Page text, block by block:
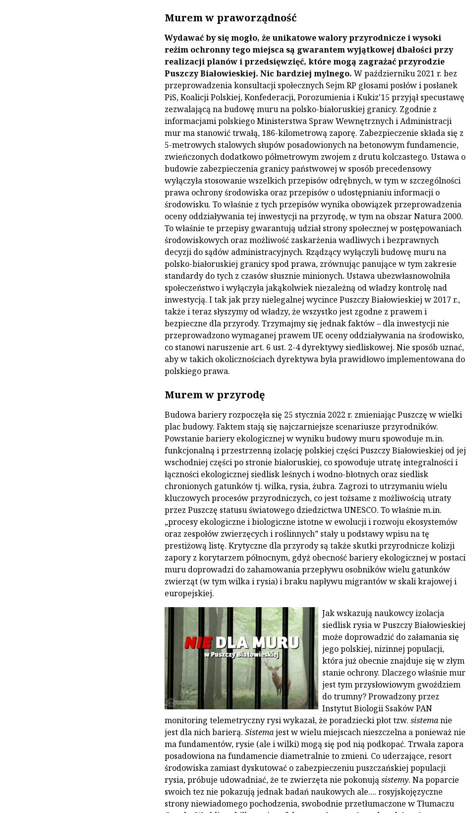
Murem w praworządność
Wydawać by się mogło, że unikatowe walory przyrodnicze i wysoki
reżim ochronny tego miejsca są gwarantem wyjątkowej dbałości przy
realizacji planów i przedsięwzięć, które mogą zagrażać przyrodzie
Puszczy Białowieskiej. Nic bardziej mylnego. W październiku 2021 r. bez
przeprowadzenia konsultacji społecznych Sejm RP głosami posłów i posłanek
PiS, Koalicji Polskiej, Konfederacji, Porozumienia i Kukiz'15 przyjął specustawę
zezwalającą na budowę muru na polsko-białoruskiej granicy. Zgodnie z
informacjami polskiego Ministerstwa Spraw Wewnętrznych i Administracji
mur ma stanowić trwałą, 186-kilometrową zaporę. Zabezpieczenie składa się z
5-metrowych stalowych słupów posadowionych na betonowym fundamencie,
zwieńczonych dodatkowo półmetrowym zwojem z drutu kolczastego. Ustawa o
budowie zabezpieczenia granicy państwowej w sposób precedensowy
wyłączyła stosowanie wszelkich przepisów odrębnych, w tym w szczególności
prawa ochrony środowiska oraz przepisów o udostępnianiu informacji o
środowisku. To właśnie z tych przepisów wynika obowiązek przeprowadzenia
oceny oddziaływania tej inwestycji na przyrodę, w tym na obszar Natura 2000.
To właśnie te przepisy gwarantują udział strony społecznej w postępowaniach
środowiskowych oraz możliwość zaskarżenia wadliwych i bezprawnych
decyzji do sądów administracyjnych. Rządzący wyłączyli budowę muru na
polsko-białoruskiej granicy spod prawa, zrównując panujące w tym zakresie
standardy do tych z czasów słusznie minionych. Ustawa ubezwłasnowolniła
społeczeństwo i wyłączyła jakąkolwiek niezależną od władzy kontrolę nad
inwestycją. I tak jak przy nielegalnej wycince Puszczy Białowieskiej w 2017 r.,
także i teraz słyszymy od władzy, że wszystko jest zgodne z prawem i
bezpieczne dla przyrody. Trzymajmy się jednak faktów – dla inwestycji nie
przeprowadzono wymaganej prawem UE oceny oddziaływania na środowisko,
co stanowi naruszenie art. 6 ust. 2-4 dyrektywy siedliskowej. Nie sposób uznać,
aby w takich okolicznościach dyrektywa była prawidłowo implementowana do
polskiego prawa.
Murem w przyrodę
Budowa bariery rozpoczęła się 25 stycznia 2022 r. zmieniając Puszczę w wielki
plac budowy. Faktem stają się najczarniejsze scenariusze przyrodników.
Powstanie bariery ekologicznej w wyniku budowy muru spowoduje m.in.
funkcjonalną i przestrzenną izolację polskiej części Puszczy Białowieskiej od jej
wschodniej części po stronie białoruskiej, co spowoduje utratę integralności i
łączności ekologicznej siedlisk leśnych i wodno-błotnych oraz siedlisk
chronionych gatunków tj. wilka, rysia, żubra. Zagrozi to utrzymaniu wielu
kluczowych procesów przyrodniczych, co jest tożsame z możliwością utraty
przez Puszczę statusu światowego dziedzictwa UNESCO. To właśnie m.in.
„procesy ekologiczne i biologiczne istotne w ewolucji i rozwoju ekosystemów
oraz zespołów zwierzęcych i roślinnych” stały u podstawy wpisu na tę
prestiżową listę. Krytyczne dla przyrody są także skutki przyrodnicze kolizji
zapory z korytarzem północnym, gdyż obecność bariery ekologicznej w postaci
muru doprowadzi do zahamowania przepływu osobników wielu gatunków
zwierząt (w tym wilka i rysia) i braku napływu migrantów w skali krajowej i
europejskiej.
Jak wskazują naukowcy izolacja
siedlisk rysia w Puszczy Białowieskiej
może doprowadzić do załamania się
jego polskiej, nizinnej populacji,
która już obecnie znajduje się w złym
stanie ochrony. Dlaczego właśnie mur
jest tym przysłowiowym gwoździem
do trumny? Prowadzony przez
Instytut Biologii Ssaków PAN
monitoring telemetryczny rysi wykazał, że poradziecki płot tzw. sistemanie
jest dla nich barierą. Sistemajest w wielu miejscach nieszczelna a ponieważ nie
ma fundamentów, rysie (ale i wilki) mogą się pod nią podkopać. Trwała zapora
posadowiona na fundamencie diametralnie to zmieni. Co uderzające, resort
środowiska zamiast dyskutować o zabezpieczeniu puszczańskiej populacji
rysia, próbuje udowadniać, że te zwierzęta nie pokonująsistemy. Na poparcie
swoich tez nie pokazują jednak badań naukowych ale.... rosyjskojęzyczne
strony niewiadomego pochodzenia, swobodnie przetłumaczone w Tłumaczu